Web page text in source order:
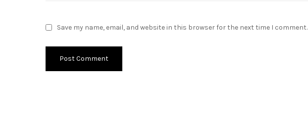
Save my name, email, and website in this browser for the next time I comment.